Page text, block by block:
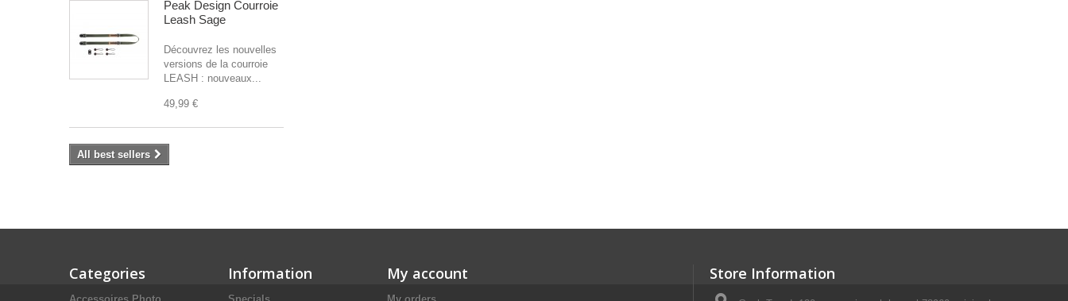
Peak Design Courroie
Leash Sage
Découvrez les nouvelles
versions de la courroie
LEASH : nouveaux...
49,99 €
All best sellers
Categories Information My account Store Information